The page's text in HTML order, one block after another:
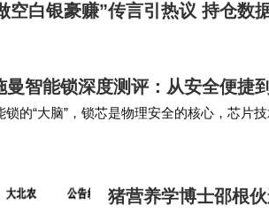
空白银豪赚”传言引热议 持仓数
曼智能锁深度测评：从安全便捷
锁的“大脑”，锁芯是物理安全的核心，芯片
能抗衰减有明确且严苛的要求，承诺10年内
猪营养学博士邵根